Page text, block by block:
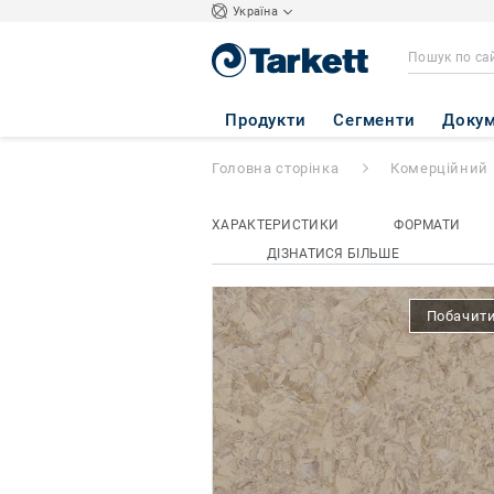
Україна
Продукти Сегменти
iQ Megalit -
Головна сторінка Комерційний
ХАРАКТЕРИСТИКИ
ФОРМАТИ
ДІЗНАТИСЯ БІЛЬШЕ
Побачити